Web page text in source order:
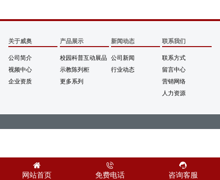
关于威奥
公司简介
视频中心
企业资质
产品展示
校园科普互动展品
示教陈列柜
更多系列
新闻动态
公司新闻
行业动态
联系我们
联系方式
留言中心
营销网络
人力资源
网站首页 免费电话 咨询客服